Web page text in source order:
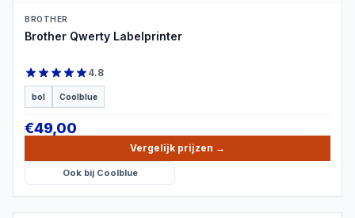
BROTHER
Brother Qwerty Labelprinter
4.8
bol Coolblue
€49,00
Vergelijk prijzen →
Ook bij Coolblue